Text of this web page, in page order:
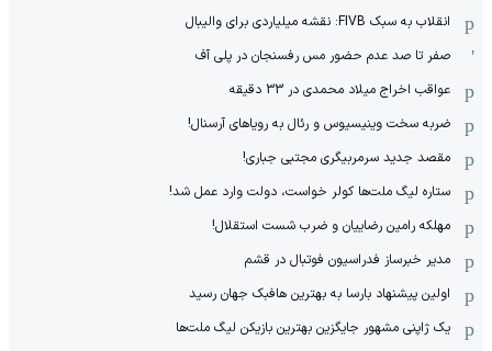
انقلاب به سبک FIVB: نقشه میلیاردی برای والیبال
صفر تا صد عدم حضور مس رفسنجان در پلی آف
عواقب اخراج میلاد محمدی در 33 دقیقه
ضربه سخت وینیسیوس و رئال به رویاهای آرسنال!
مقصد جدید سرمربیگری مجتبی جباری!
ستاره لیگ ملت‌ها کولر خواست، دولت وارد عمل شد!
مهلکه رامین رضاییان و ضرب شست استقلال!
مدیر خبرساز فدراسیون فوتبال در قشم
اولین پیشنهاد بارسا به بهترین هافبک جهان رسید
یک ژاپنی مشهور جایگزین بهترین بازیکن لیگ ملت‌ها